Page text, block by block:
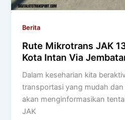
Berita
Rute Mikrotrans JAK
Kota Intan Via
Dalam keseharian kita
transportasi yang mudah
akan menginformasikan
JAK